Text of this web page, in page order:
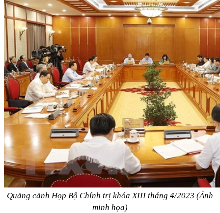
Quảng cảnh Họp Bộ Chính trị khóa XIII tháng 4/2023 (Ảnh
minh họa)